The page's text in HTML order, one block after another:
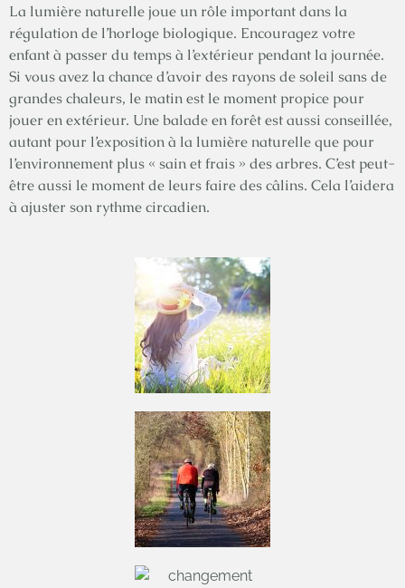
La lumière naturelle joue un rôle important dans la
régulation de l’horloge biologique. Encouragez votre
enfant à passer du temps à l’extérieur pendant la journée.
Si vous avez la chance d’avoir des rayons de soleil sans de
grandes chaleurs, le matin est le moment propice pour
jouer en extérieur. Une balade en forêt est aussi conseillée,
autant pour l’exposition à la lumière naturelle que pour
l’environnement plus « sain et frais » des arbres. C’est peut-
être aussi le moment de leurs faire des câlins. Cela l’aidera
à ajuster son rythme circadien.